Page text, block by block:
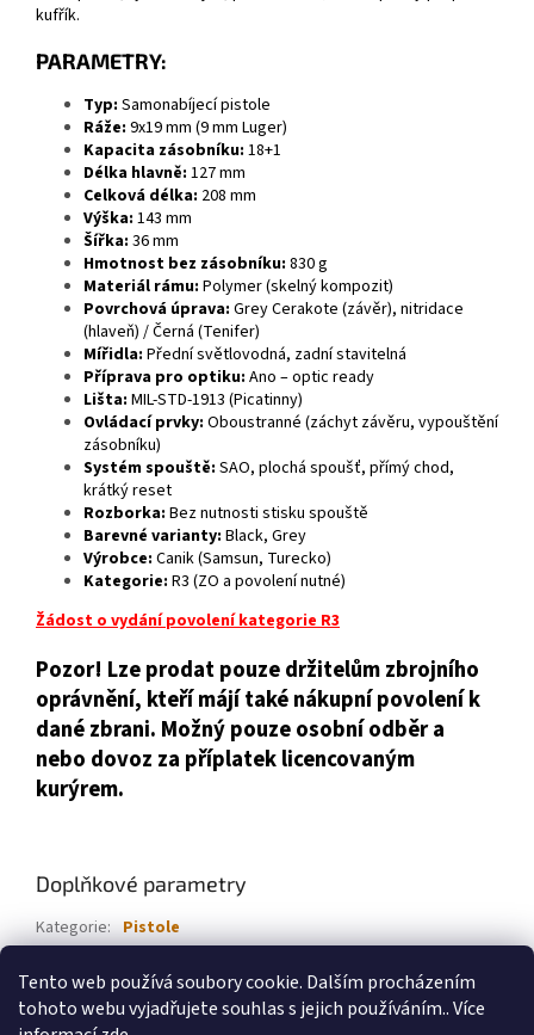
Tento web používá soubory cookie. Dalším procházením
tohoto webu vyjadřujete souhlas s jejich používáním.. Více
kufřík.
PARAMETRY:
Typ: Samonabíjecí pistole
Ráže: 9x19 mm (9 mm Luger)
Kapacita zásobníku: 18+1
Délka hlavně: 127 mm
Celková délka: 208 mm
Výška: 143 mm
Šířka: 36 mm
Hmotnost bez zásobníku: 830 g
Materiál rámu: Polymer (skelný kompozit)
Povrchová úprava: Grey Cerakote (závěr), nitridace
(hlaveň) /Černá (Tenifer)
Mířidla: Přední světlovodná, zadní stavitelná
Příprava pro optiku: Ano – optic ready
Lišta: MIL-STD-1913 (Picatinny)
Ovládací prvky: Oboustranné (záchyt závěru, vypouštění
zásobníku)
Systém spouště: SAO, plochá spoušť, přímý chod,
krátký reset
Rozborka: Bez nutnosti stisku spouště
Barevné varianty: Black, Grey
Výrobce: Canik (Samsun, Turecko)
Kategorie: R3 (ZO a povolení nutné)
Žádost o vydání povolení kategorie R3
Pozor! Lze prodat pouze držitelům zbrojního
oprávnění, kteří májí také nákupní povolení k
dané zbrani. Možný pouze osobní odběr a
nebo dovoz za příplatek licencovaným
kurýrem.
Doplňkové parametry
Kategorie: Pistole
Značka: Canik